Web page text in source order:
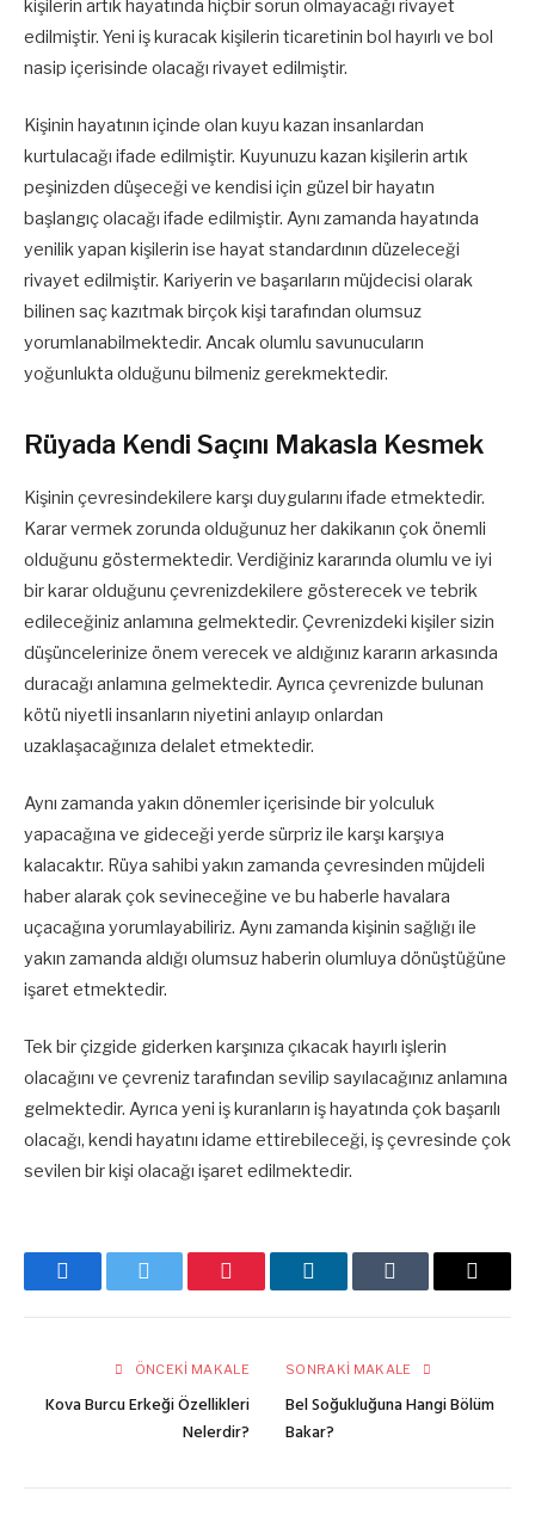
kişilerin artık hayatında hiçbir sorun olmayacağı rivayet
edilmiştir. Yeni iş kuracak kişilerin ticaretinin bol hayırlı ve bol
nasip içerisinde olacağı rivayet edilmiştir.
Kişinin hayatının içinde olan kuyu kazan insanlardan
kurtulacağı ifade edilmiştir. Kuyunuzu kazan kişilerin artık
peşinizden düşeceği ve kendisi için güzel bir hayatın
başlangıç olacağı ifade edilmiştir. Aynı zamanda hayatında
yenilik yapan kişilerin ise hayat standardının düzeleceği
rivayet edilmiştir. Kariyerin ve başarıların müjdecisi olarak
bilinen saç kazıtmak birçok kişi tarafından olumsuz
yorumlanabilmektedir. Ancak olumlu savunucuların
yoğunlukta olduğunu bilmeniz gerekmektedir.
Rüyada Kendi Saçını Makasla Kesmek
Kişinin çevresindekilere karşı duygularını ifade etmektedir.
Karar vermek zorunda olduğunuz her dakikanın çok önemli
olduğunu göstermektedir. Verdiğiniz kararında olumlu ve iyi
bir karar olduğunu çevrenizdekilere gösterecek ve tebrik
edileceğiniz anlamına gelmektedir. Çevrenizdeki kişiler sizin
düşüncelerinize önem verecek ve aldığınız kararın arkasında
duracağı anlamına gelmektedir. Ayrıca çevrenizde bulunan
kötü niyetli insanların niyetini anlayıp onlardan
uzaklaşacağınıza delalet etmektedir.
Aynı zamanda yakın dönemler içerisinde bir yolculuk
yapacağına ve gideceği yerde sürpriz ile karşı karşıya
kalacaktır. Rüya sahibi yakın zamanda çevresinden müjdeli
haber alarak çok sevineceğine ve bu haberle havalara
uçacağına yorumlayabiliriz. Aynı zamanda kişinin sağlığı ile
yakın zamanda aldığı olumsuz haberin olumluya dönüştüğüne
işaret etmektedir.
Tek bir çizgide giderken karşınıza çıkacak hayırlı işlerin
olacağını ve çevreniz tarafından sevilip sayılacağınız anlamına
gelmektedir. Ayrıca yeni iş kuranların iş hayatında çok başarılı
olacağı, kendi hayatını idame ettirebileceği, iş çevresinde çok
sevilen bir kişi olacağı işaret edilmektedir.
FacebookTwitter Pinterest LinkedInTumblr
E-
ÖNCEKI MAKALE
Kova Burcu Erkeği Özellikleri
Nelerdir?
SONRAKI MAKALE
Bel Soğukluğuna Hangi Bölüm
Bakar?